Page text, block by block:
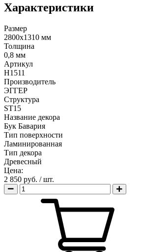
Характеристики
Размер
2800х1310 мм
Толщина
0,8 мм
Артикул
H1511
Производитель
ЭГГЕР
Структура
ST15
Название декора
Бук Бавария
Тип поверхности
Ламинированная
Тип декора
Древесный
Цена:
2 850 руб. / шт.